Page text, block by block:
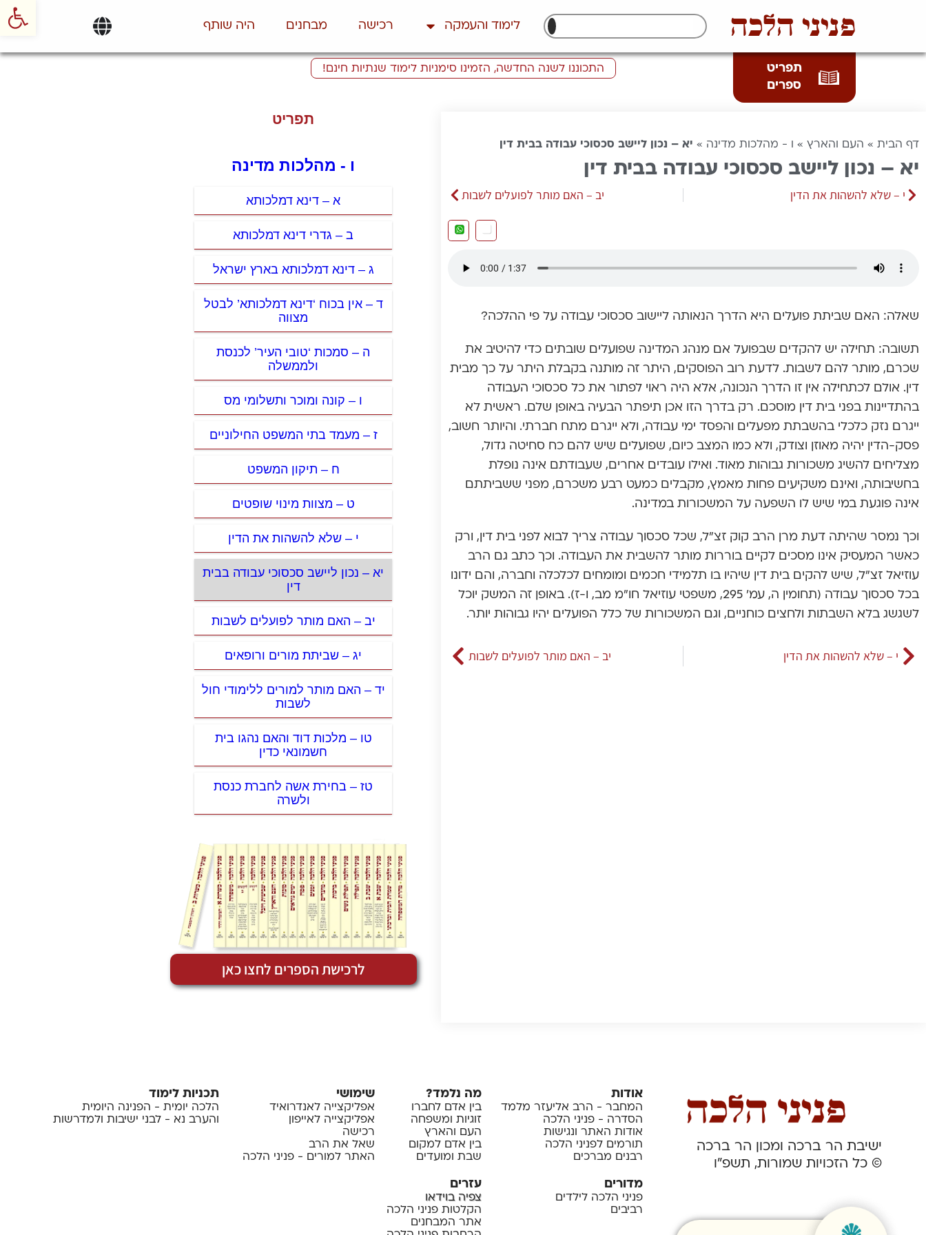
פניני הלכה לימוד והעמקה רכישה מבחנים היה שותף
תפריט
ספרים
התכוננו לשנה החדשה, הזמינו סימניות לימוד שנתיות חינם!
דף הבית » העם והארץ » ו - מהלכות מדינה » יא – נכון ליישב סכסוכי עבודה בבית דין
יא – נכון ליישב סכסוכי עבודה בבית דין
י – שלא להשהות את הדין יב – האם מותר לפועלים לשבות
שאלה: האם שביתת פועלים היא הדרך הנאותה ליישוב סכסוכי עבודה על פי ההלכה?
תשובה: תחילה יש להקדים שבפועל אם מנהג המדינה שפועלים שובתים כדי להיטיב את
שכרם, מותר להם לשבות. לדעת רוב הפוסקים, היתר זה מותנה בקבלת היתר על כך מבית
דין. אולם לכתחילה אין זו הדרך הנכונה, אלא היה ראוי לפתור את כל סכסוכי העבודה
בהתדיינות בפני בית דין מוסכם. רק בדרך הזו אכן תיפתר הבעיה באופן שלם. ראשית לא
ייגרם נזק כלכלי בהשבתת מפעלים והפסד ימי עבודה, ולא ייגרם מתח חברתי. והיותר חשוב,
פסק-הדין יהיה מאוזן וצודק, ולא כמו המצב כיום, שפועלים שיש להם כח סחיטה גדול,
מצליחים להשיג משכורות גבוהות מאוד. ואילו עובדים אחרים, שעבודתם אינה נופלת
בחשיבותה, ואינם משקיעים פחות מאמץ, מקבלים כמעט רבע משכרם, מפני ששביתתם
אינה פוגעת במי שיש לו השפעה על המשכורות במדינה.
וכך נמסר שהיתה דעת מרן הרב קוק זצ”ל, שכל סכסוך עבודה צריך לבוא לפני בית דין, ורק
כאשר המעסיק אינו מסכים לקיים בוררות מותר להשבית את העבודה. וכך כתב גם הרב
עוזיאל זצ”ל, שיש להקים בית דין שיהיו בו תלמידי חכמים ומומחים לכלכלה וחברה, והם ידונו
בכל סכסוך עבודה (תחומין ה, עמ’ 295, משפטי עוזיאל חו”מ מב, ו-ז). באופן זה המשק יוכל
לשגשג בלא השבתות ולחצים כוחניים, וגם המשכורות של כלל הפועלים יהיו גבוהות יותר.
י – שלא להשהות את הדין יב – האם מותר לפועלים לשבות
תפריט
ו - מהלכות מדינה
א – דינא דמלכותא
ב – גדרי דינא דמלכותא
ג – דינא דמלכותא בארץ ישראל
ד – אין בכוח ‘דינא דמלכותא’ לבטל
מצווה
ה – סמכות ‘טובי העיר’ לכנסת
ולממשלה
ו – קונה ומוכר ותשלומי מס
ז – מעמד בתי המשפט החילוניים
ח – תיקון המשפט
ט – מצוות מינוי שופטים
י – שלא להשהות את הדין
יא – נכון ליישב סכסוכי עבודה בבית
דין
יב – האם מותר לפועלים לשבות
יג – שביתת מורים ורופאים
יד – האם מותר למורים ללימודי חול
לשבות
טו – מלכות דוד והאם נהגו בית
חשמונאי כדין
טז – בחירת אשה לחברת כנסת
ולשרה
לרכישת הספרים לחצו כאן
ישיבת הר ברכה ומכון הר ברכה
© כל הזכויות שמורות, תשפ”ו
אודות
המחבר - הרב אליעזר מלמד
הסדרה - פניני הלכה
אודות האתר ונגישות
תורמים לפניני הלכה
רבנים מברכים
מה נלמד?
בין אדם לחברו
זוגיות ומשפחה
העם והארץ
בין אדם למקום
שבת ומועדים
שימושי
אפליקצייה לאנדרואיד
אפליקצייה לאייפון
רכישה
שאל את הרב
האתר למורים - פניני הלכה
תכניות לימוד
הלכה יומית - הפנינה היומית
והערב נא - לבני ישיבות ולמדרשות
מדורים
פניני הלכה לילדים
רביבים
עזרים
צפיה בוידאו
הקלטות פניני הלכה
אתר המבחנים
פתח